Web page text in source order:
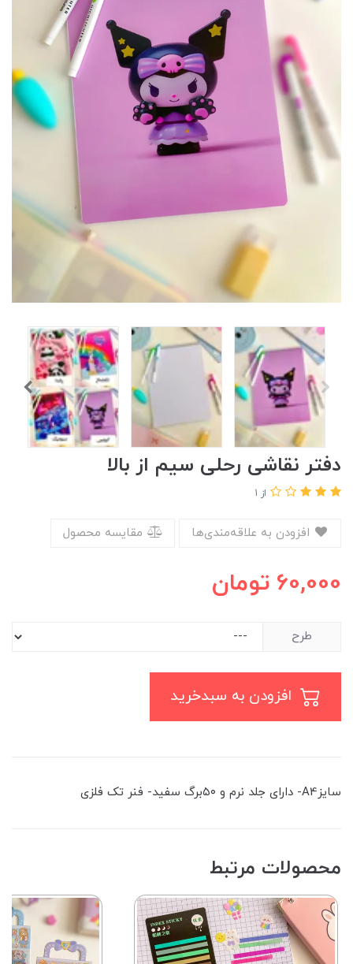
دفتر نقاشی رحلی سیم از بالا
از 1
مقایسه محصول
60,000 تومان
طرح
سایزA4- دارای جلد نرم و ۵۰برگ سفید- فنر تک ‌فلزی
محصولات مرتبط